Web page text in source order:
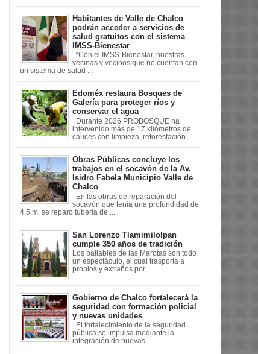
Habitantes de Valle de Chalco
podrán acceder a servicios de
salud gratuitos con el sistema
IMSS-Bienestar
“Con el IMSS-Bienestar, nuestras
vecinas y vecinos que no cuentan con
un sistema de salud ...
Edoméx restaura Bosques de
Galería para proteger ríos y
conservar el agua
Durante 2026 PROBOSQUE ha
intervenido más de 17 kilómetros de
cauces con limpieza, reforestación ...
Obras Públicas concluye los
trabajos en el socavón de la Av.
Isidro Fabela Municipio Valle de
Chalco
En las obras de reparación del
socavón que tenía una profundidad de
4.5 m, se reparó tubería de ...
San Lorenzo Tlamimilolpan
cumple 350 años de tradición
Los bailables de las Marotas son todo
un espectáculo, el cual trasporta a
propios y extraños por ...
Gobierno de Chalco fortalecerá la
seguridad con formación policial
y nuevas unidades
El fortalecimiento de la seguridad
pública se impulsa mediante la
integración de nuevas ...